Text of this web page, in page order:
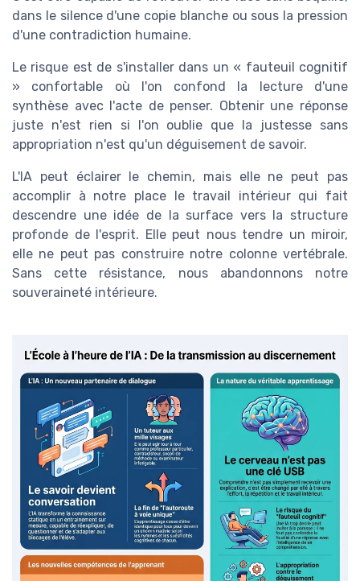
dans le silence d'une copie blanche ou sous la pression
d'une contradiction humaine.
Le risque est de s'installer dans un « fauteuil cognitif
» confortable où l'on confond la lecture d'une
synthèse avec l'acte de penser. Obtenir une réponse
juste n'est rien si l'on oublie que la justesse sans
appropriation n'est qu'un déguisement de savoir.
L'IA peut éclairer le chemin, mais elle ne peut pas
accomplir à notre place le travail intérieur qui fait
descendre une idée de la surface vers la structure
profonde de l'esprit. Elle peut nous tendre un miroir,
elle ne peut pas construire notre colonne vertébrale.
Sans cette résistance, nous abandonnons notre
souveraineté intérieure.